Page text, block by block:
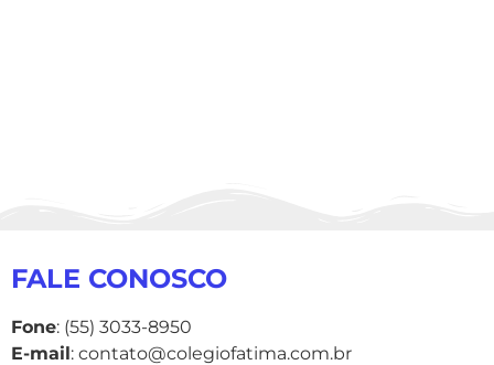
FALE CONOSCO
Fone: (55) 3033-8950
E-mail: contato@colegiofatima.com.br